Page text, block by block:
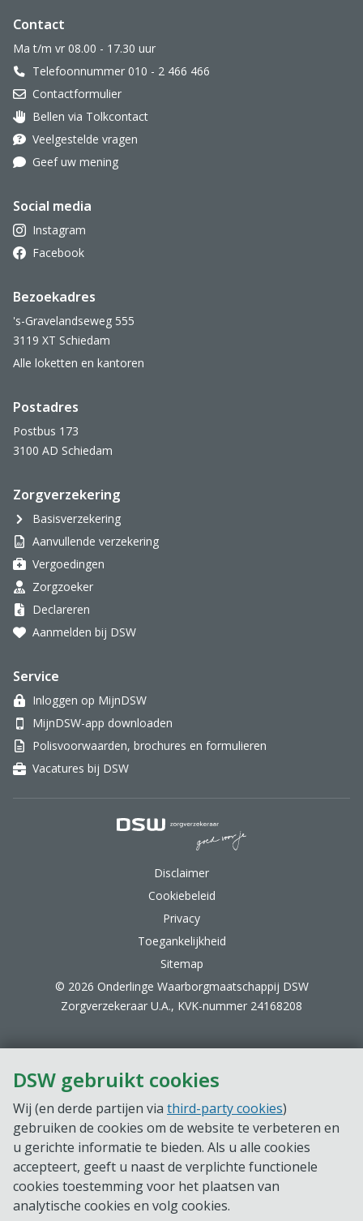
DSW gebruikt cookies
Wij (en derde partijen via third-party cookies)
gebruiken de cookies om de website te verbeteren en
u gerichte informatie te bieden. Als u alle cookies
accepteert, geeft u naast de verplichte functionele
cookies toestemming voor het plaatsen van
analytische cookies en volg cookies.
Website footer
Contact
Ma t/m vr 08.00 - 17.30 uur
Telefoonnummer 010 - 2 466 466
Contactformulier
Oor met hoortoestel
Bellen via Tolkcontact
Veelgestelde vragen
Geef uw mening
Social media
Instagram
Facebook
Bezoekadres
's-Gravelandseweg 555
3119 XT Schiedam
Alle loketten en kantoren
Postadres
Postbus 173
3100 AD Schiedam
Zorgverzekering
Basisverzekering
Aanvullende verzekering
Vergoedingen
Zorgzoeker
Declareren
Aanmelden bij DSW
Service
Inloggen op MijnDSW
MijnDSW-app downloaden
Polisvoorwaarden, brochures en formulieren
Vacatures bij DSW
Disclaimer
Cookiebeleid
Privacy
Toegankelijkheid
Sitemap
© 2026 Onderlinge Waarborgmaatschappij DSW
Zorgverzekeraar U.A., KVK-nummer 24168208